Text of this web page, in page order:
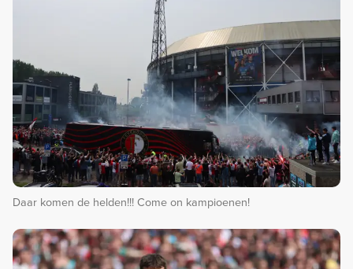
Daar komen de helden!!! Come on kampioenen!